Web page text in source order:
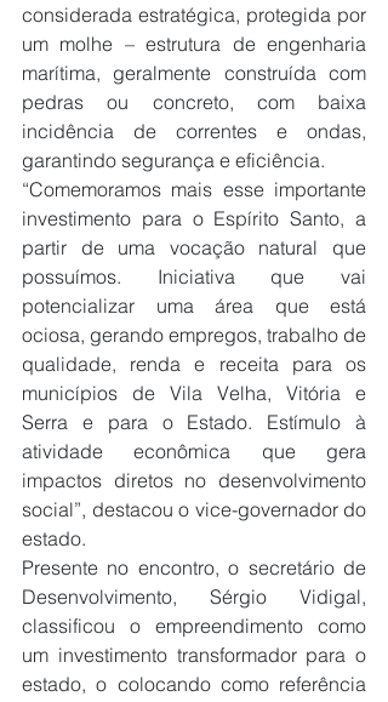
considerada estratégica, protegida por
um molhe – estrutura de engenharia
marítima, geralmente construída com
pedras ou concreto, com baixa
incidência de correntes e ondas,
garantindo segurança e eficiência.
“Comemoramos mais esse importante
investimento para o Espírito Santo, a
partir de uma vocação natural que
possuímos. Iniciativa que vai
potencializar uma área que está
ociosa, gerando empregos, trabalho de
qualidade, renda e receita para os
municípios de Vila Velha, Vitória e
Serra e para o Estado. Estímulo à
atividade econômica que gera
impactos diretos no desenvolvimento
social”, destacou o vice-governador do
estado.
Presente no encontro, o secretário de
Desenvolvimento, Sérgio Vidigal,
classificou o empreendimento como
um investimento transformador para o
estado, o colocando como referência